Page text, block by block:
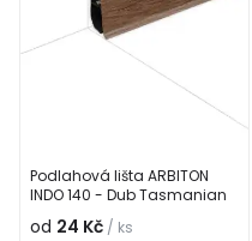
Podlahová lišta ARBITON
INDO 140 - Dub Tasmanian
od 24 Kč / ks